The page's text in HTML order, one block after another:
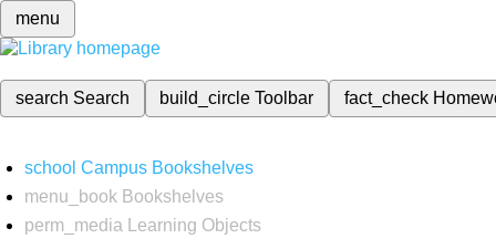
menu
search Search build_circleToolbar fact_check
school Campus Bookshelves
menu_book Bookshelves
perm_media
Learning Objects